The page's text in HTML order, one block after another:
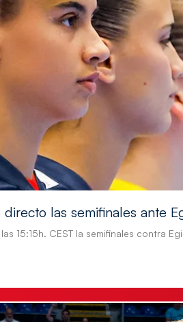
las semifinales ante
15:15h. CEST la semifinales contra